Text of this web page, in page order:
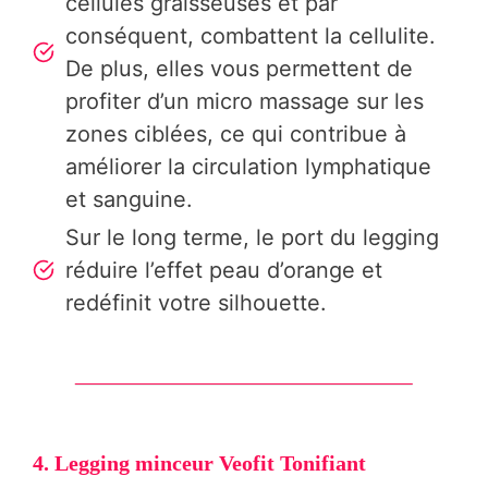
conséquent, combattent la cellulite.
De plus, elles vous permettent de
profiter d’un micro massage sur les
zones ciblées, ce qui contribue à
améliorer la circulation lymphatique
et sanguine.
Sur le long terme, le port du legging
réduire l’effet peau d’orange et
redéfinit votre silhouette.
4. Legging minceur Veofit Tonifiant